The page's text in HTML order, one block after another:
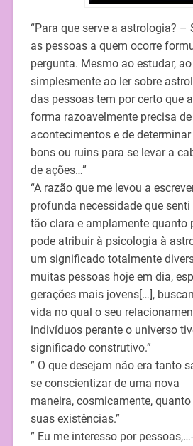
“Para que serve a astrologia?
as pessoas a quem ocorre
pergunta. Mesmo ao estudar,
simplesmente ao ler sobre
das pessoas tem por certo que
forma razoavelmente precisa
acontecimentos e de
bons ou ruins para se levar a
de ações…”
“A razão que me levou a
profunda necessidade que senti
tão clara e amplamente quanto
pode atribuir à psicologia à
um significado totalmente
muitas pessoas hoje em dia,
gerações mais jovens[…],
vida no qual o seu
indivíduos perante o universo
significado construtivo.”
” O que desejam não era tanto
se conscientizar de uma nova
maneira, cosmicamente, quanto
suas existências.”
” Eu me interesso por